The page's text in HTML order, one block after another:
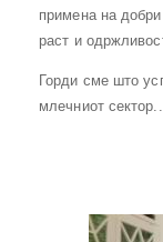
примена на
раст и
Горди сме што
млечниот